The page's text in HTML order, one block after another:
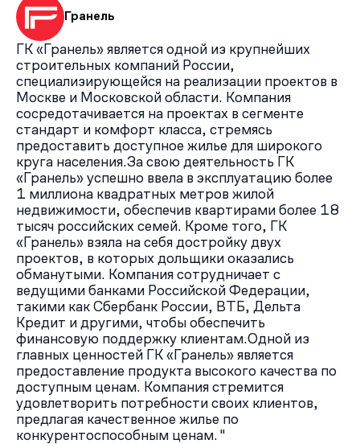
Гранель
ГК «Гранель» является одной из крупнейших
строительных компаний России,
специализирующейся на реализации проектов в
Москве и Московской области. Компания
сосредотачивается на проектах в сегменте
стандарт и комфорт класса, стремясь
предоставить доступное жилье для широкого
круга населения.За свою деятельность ГК
«Гранель» успешно ввела в эксплуатацию более
1 миллиона квадратных метров жилой
недвижимости, обеспечив квартирами более 18
тысяч российских семей. Кроме того, ГК
«Гранель» взяла на себя достройку двух
проектов, в которых дольщики оказались
обманутыми. Компания сотрудничает с
ведущими банками Российской Федерации,
такими как Сбербанк России, ВТБ, Дельта
Кредит и другими, чтобы обеспечить
финансовую поддержку клиентам.Одной из
главных ценностей ГК «Гранель» является
предоставление продукта высокого качества по
доступным ценам. Компания стремится
удовлетворить потребности своих клиентов,
предлагая качественное жилье по
конкурентоспособным ценам."